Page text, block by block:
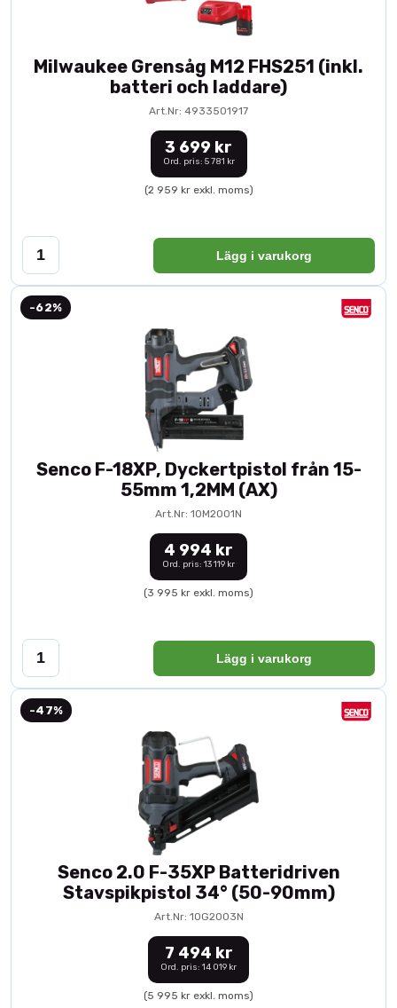
Milwaukee Grensåg M12 FHS251 (inkl.
batteri och laddare)
Art.Nr: 4933501917
3 699 kr
Ord. pris: 5 781 kr
(2 959 kr exkl. moms)
Lägg i varukorg
-62%
Senco F-18XP, Dyckertpistol från 15-
55mm 1,2MM (AX)
Art.Nr: 10M2001N
4 994 kr
Ord. pris: 13 119 kr
(3 995 kr exkl. moms)
Lägg i varukorg
-47%
Senco 2.0 F-35XP Batteridriven
Stavspikpistol 34° (50-90mm)
Art.Nr: 10G2003N
7 494 kr
Ord. pris: 14 019 kr
(5 995 kr exkl. moms)